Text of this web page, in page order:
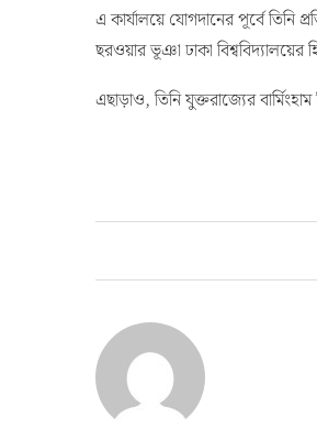
এ কার্যালয়ে যোগদানের পূর্বে তিনি
ছরওয়ার ভূঞা ঢাকা বিশ্ববিদ্যালয়ের
এছাড়াও, তিনি যুক্তরাজ্যের